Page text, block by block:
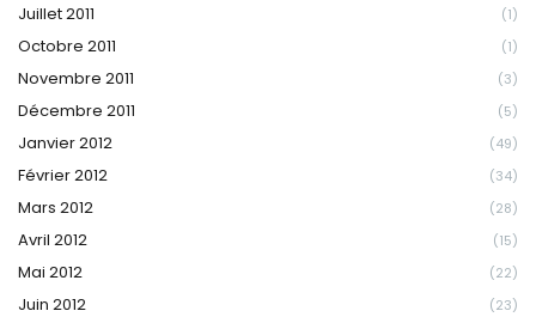
Juillet 2011 (1)
Octobre 2011 (1)
Novembre 2011 (3)
Décembre 2011 (5)
Janvier 2012 (49)
Février 2012 (34)
Mars 2012 (28)
Avril 2012 (15)
Mai 2012 (22)
Juin 2012 (23)